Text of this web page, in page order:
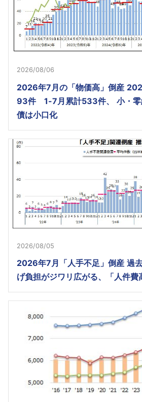
2026/08/06
2026年7月の「物価高」倒産
93件 1-7月累計533件、 小・零
債は小口化
2026/08/05
2026年7月「人手不足」倒産 過
げ負担がジワリ広がる、「人件